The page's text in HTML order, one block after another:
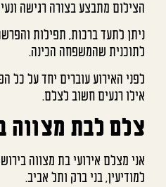
הצילום מתבצע בצורה רגישה
ניתן לתעד ברכות, תפילות
לתוכנית שהמשפחה הכינה.
לפני האירוע עוברים יחד על כל
אילו רגעים חשוב לצלם.
צלם לבת מצווה
אני מצלם אירועי בת מצווה
למודיעין, בני ברק ותל אביב.